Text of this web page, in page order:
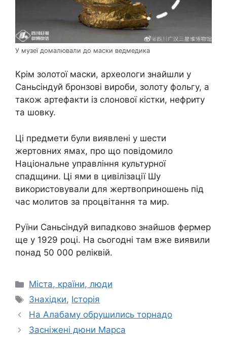
У музеї домалювали до маски ведмедика
Крім золотої маски, археологи знайшли у
Саньсіндуй бронзові вироби, золоту фольгу, а
також артефакти із слонової кістки, нефриту
та шовку.
Ці предмети були виявлені у шести
жертовних ямах, про що повідомило
Національне управління культурної
спадщини. Ці ями в цивілізації Шу
використовували для жертвоприношень під
час молитов за процвітання та мир.
Руїни Саньсіндуй випадково знайшов фермер
ще у 1929 році. На сьогодні там вже виявили
понад 50 000 реліквій.
Категорії
Міста, країни, люди
Позначки
Знахідки, Історія
На Алабаму обрушились торнадо
Засніжені дюни Марса